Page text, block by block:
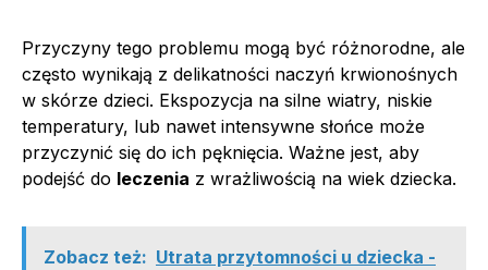
Przyczyny tego problemu mogą być różnorodne, ale
często wynikają z delikatności naczyń krwionośnych
w skórze dzieci. Ekspozycja na silne wiatry, niskie
temperatury, lub nawet intensywne słońce może
przyczynić się do ich pęknięcia. Ważne jest, aby
podejść do leczenia z wrażliwością na wiek dziecka.
Zobacz też: Utrata przytomności u dziecka -